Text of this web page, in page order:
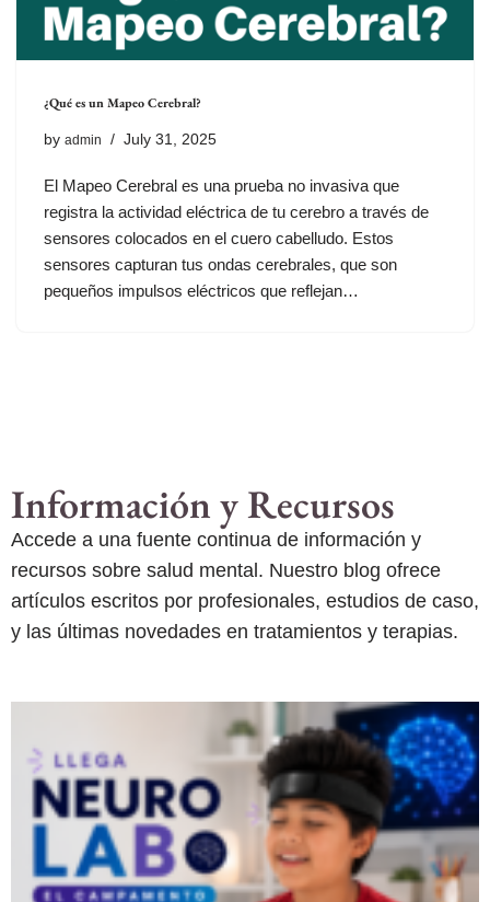
¿Qué es un Mapeo Cerebral?
by admin July 31, 2025
El Mapeo Cerebral es una prueba no invasiva que
registra la actividad eléctrica de tu cerebro a través de
sensores colocados en el cuero cabelludo. Estos
sensores capturan tus ondas cerebrales, que son
pequeños impulsos eléctricos que reflejan…
Información y Recursos
Accede a una fuente continua de información y
recursos sobre salud mental. Nuestro blog ofrece
artículos escritos por profesionales, estudios de caso,
y las últimas novedades en tratamientos y terapias.